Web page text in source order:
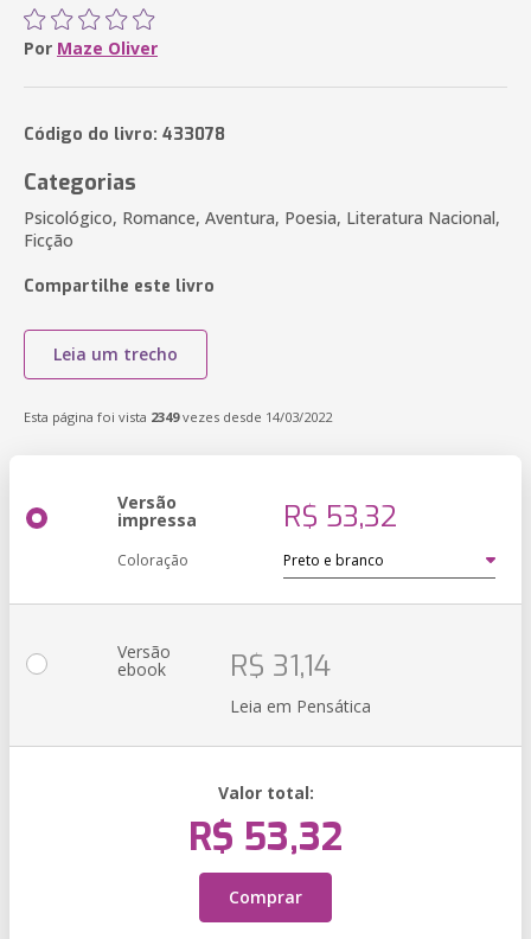
Por Maze Oliver
Código do livro: 433078
Categorias
Psicológico, Romance, Aventura, Poesia, Literatura Nacional,
Ficção
Compartilhe este livro
Leia um trecho
Esta página foi vista 2349vezes desde 14/03/2022
Versão
impressa R$ 53,32
Coloração
Versão
ebook R$ 31,14
Leia em Pensática
Valor total:
R$ 53,32
Comprar